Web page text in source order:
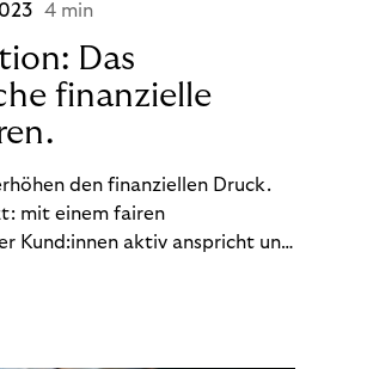
4 min
Das
finanzielle
den finanziellen Druck.
mit einem fairen
Kund:innen aktiv anspricht und
So bleiben Menschen